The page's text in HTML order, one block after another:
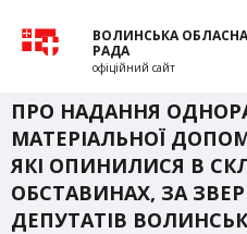
ВОЛИНСЬКА
РАДА
офіційний сайт
ПРО НАДАННЯ
МАТЕРІАЛЬНОЇ
ЯКІ ОПИНИЛИСЯ В
ОБСТАВИНАХ, ЗА
ДЕПУТАТІВ